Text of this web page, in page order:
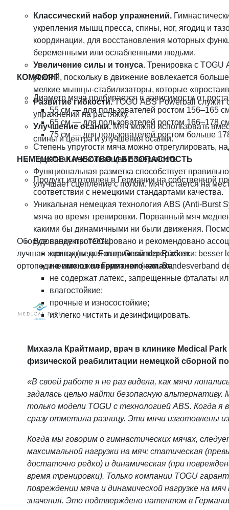
Классический набор упражнений.
укрепления мышц пресса, спины, ног, ягодиц и
координации, для восстановления моторных
беременными или ослабленными людьми.
Увеличение силы и тонуса. Тренировка с TOGU
усилий, поскольку в движение вовлекается
мелкие мышцы-стабилизаторы, которые
Развитие гибкости.TOGU ABS Powerball служит
упражнений на растяжку.
Улучшение осанки.Мяч можно использовать
спины и центра и улучшения осанки.
КОМФОРТ
Диаметр мяча подбирается в зависимости от
55 см — для пользователей ростом 156–165
65 см — для пользователей ростом 166–178
75 см — для пользователей ростом больше
Степень упругости мяча можно отрегулировать,
Приятная нескользящая поверхность.
Функциональная разметка способствует
улучшает сцепление с полом. Мяч остается на
НЕМЕЦКОЕ КАЧЕСТВО И БЕЗОПАСНОСТЬ
Продукт изготовлен в Германии на собственной
соответствии с немецкими стандартами качества.
Уникальная немецкая технология ABS (Anti-Burst
мяча во время тренировки. Порванный мяч
какими бы динамичными ни были движения.
Все продукты TOGU
пригодны для вторичной переработки;
не имеют неприятного запаха;
не содержат латекс, запрещенные фталаты
влагостойкие;
прочные и износостойкие;
их легко чистить и дезинфицировать.
Оборудование протестировано и рекомендовано
лучшая жизнь» (нем. Forum Gesunder Rücken – besser
ортопедических школ Германии (нем. Bundesverband
Михаэла Крайтмаир, врач в клинике Medical
физической реабилитации немецкой сборной
«В своей работе я не раз видела, как мячи
задалась целью найти безопасную
только модели TOGU с технологией ABS. Когда я
сразу отметила разницу. Эти мячи изготовлены
Когда мы говорим о гимнастических мячах,
максимальной нагрузки на мяч: статическая
достаточно редко) и динамическая (при
время тренировки). Только компании TOGU
повреждении мяча и динамической нагрузке на
значения. Это подтверждено патентом в